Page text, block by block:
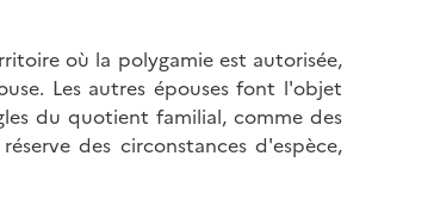
où la polygamie est autorisée,
Les autres épouses font l'objet
du quotient familial, comme des
des circonstances d'espèce,